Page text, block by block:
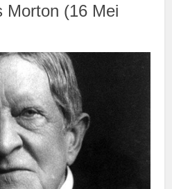
Morton (16 Mei